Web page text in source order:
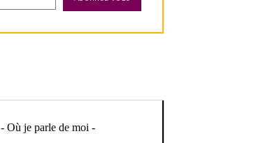
- Où je parle de moi -